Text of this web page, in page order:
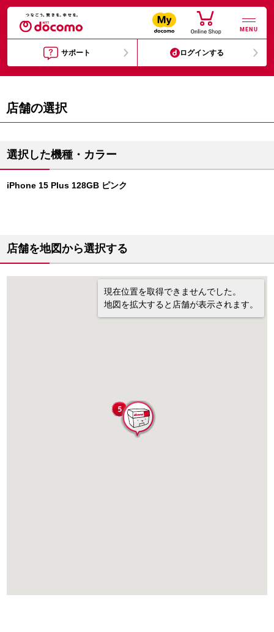
MENU
サポート ログインする
店舗の選択
選択した機種・カラー
iPhone 15 Plus 128GB ピンク
店舗を地図から選択する
現在位置を取得できませんでした。
地図を拡大すると店舗が表示されます。